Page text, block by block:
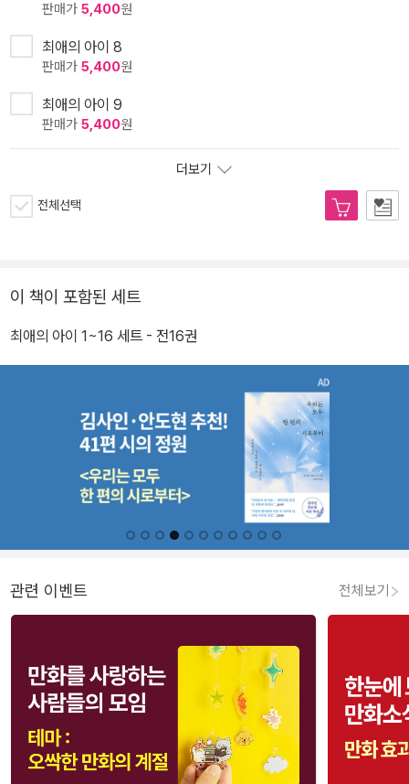
판매가 5,400원
최애의 아이 8
판매가 5,400원
최애의 아이 9
판매가 5,400원
더보기
전체선택
이 책이 포함된 세트
최애의 아이 1~16 세트 - 전16권
관련 이벤트 전체보기